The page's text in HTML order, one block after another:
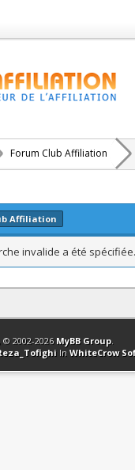
Forum Club Affiliation
Affiliation
invalide a été
Club Affiliation Retourner
© 2002-2026 MyBB Group.
In WhiteCrow